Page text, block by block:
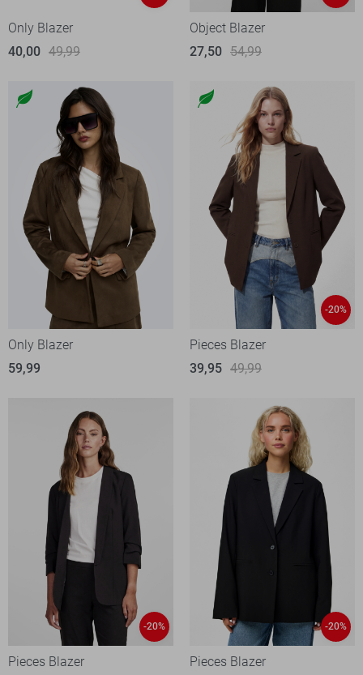
Only Blazer
40,00 49,99
Object Blazer
27,50 54,99
Only Blazer
59,99
-20%
Pieces Blazer
39,95 49,99
-20%
Pieces Blazer
-20%
Pieces Blazer